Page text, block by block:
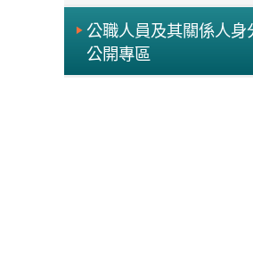
公職人員及其關係人身
公開專區